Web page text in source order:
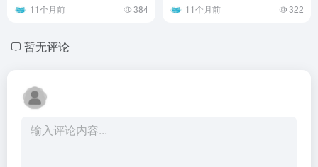
11个月前 384 11个月前 322
暂无评论